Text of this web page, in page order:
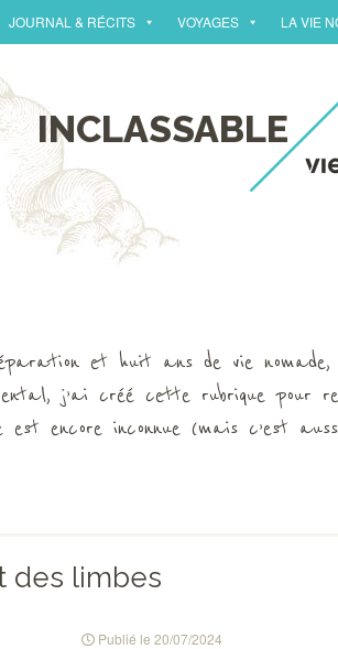
JOURNAL & RÉCITS VOYAGES LA VIE
INCLASSABLE
et huit ans de vie nomade,
j’ai créé cette rubrique pour
encore inconnue (mais c’est
des limbes
Publié le 20/07/2024